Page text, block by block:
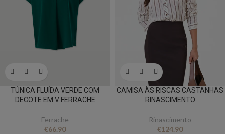
TÚNICA FLUÍDA VERDE COM
DECOTE EM V FERRACHE
Ferrache
€66.90
CAMISA ÀS RISCAS CASTANHAS
RINASCIMENTO
Rinascimento
€124.90